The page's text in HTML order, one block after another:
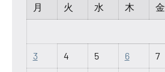
月
火 水 木 金
3 4 5 6 7